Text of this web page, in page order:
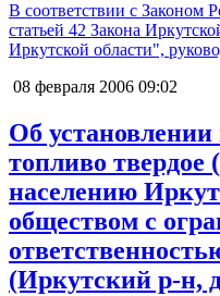
В соответствии с Законом
статьей 42 Закона
Иркутской области",
08 февраля 2006 09:02
Об
топливо твердое
населению
обществом с
(Иркутский р-н,